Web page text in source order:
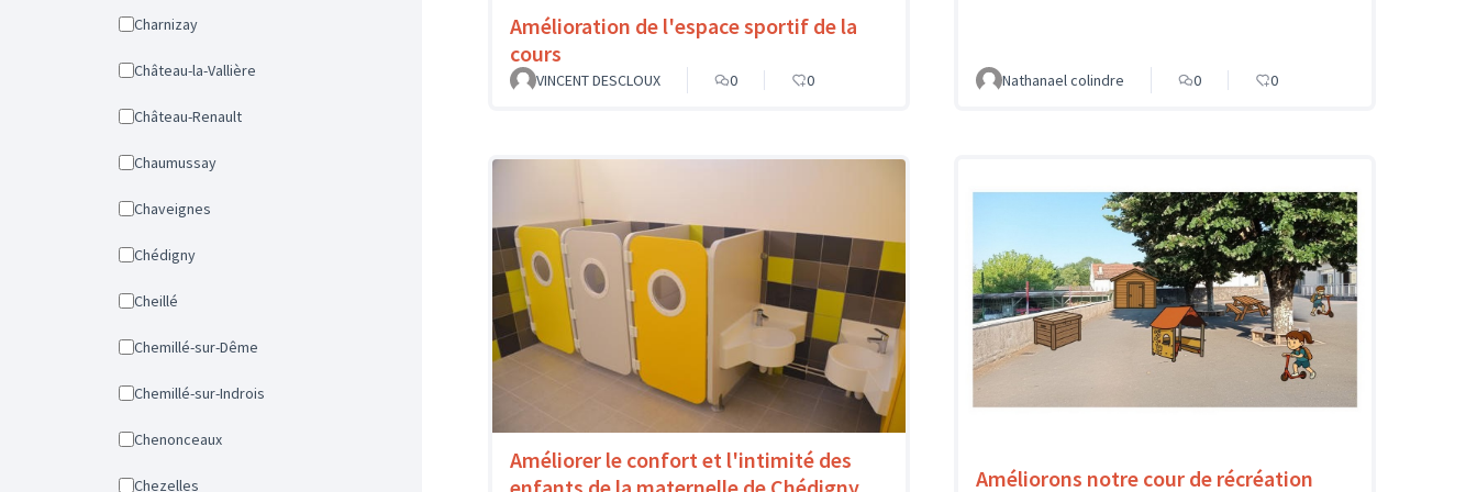
Charnizay
Château-la-Vallière
Château-Renault
Chaumussay
Chaveignes
Chédigny
Cheillé
Chemillé-sur-Dême
Chemillé-sur-Indrois
Chenonceaux
Chezelles
Amélioration de l'espace sportif de la
cours
VINCENT DESCLOUX 0 0 Nathanael colindre 0 0
Améliorer le confort et l'intimité des
Améliorons notre cour de récréation